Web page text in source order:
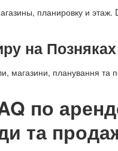
планировку и
на
магазини, планування та
по
та